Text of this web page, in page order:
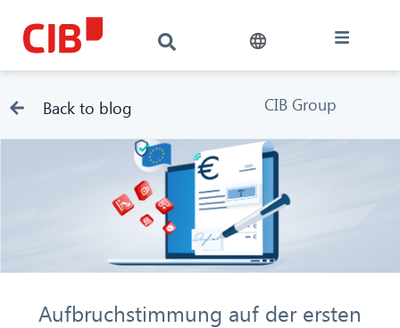
Back to blog CIB Group
Aufbruchstimmung auf der ersten